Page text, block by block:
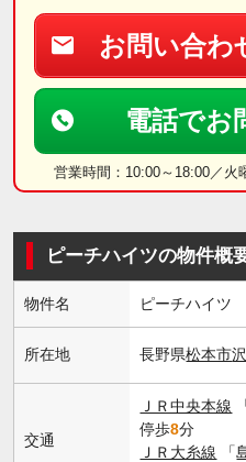
お問い合わ
電話でお
営業時間：10:00～18:00／火
ピーチハイツの物件概
物件名 ピーチハイツ
所在地 長野県松本市
交通
ＪＲ中央本線
停歩8分
ＪＲ大糸線 「